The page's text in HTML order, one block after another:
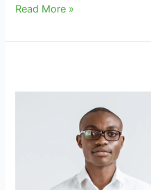
Prémio
Mia
finalistas
Read More »